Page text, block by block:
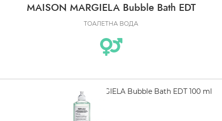
MAISON MARGIELA Bubble Bath EDT
ТОАЛЕТНА ВОДА
MAISON MARGIELA Bubble Bath EDT 100 ml
6.620,00